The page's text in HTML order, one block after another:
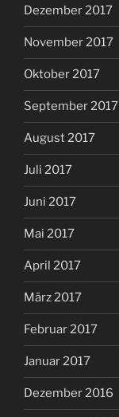
Dezember 2017
November 2017
Oktober 2017
September 2017
August 2017
Juli 2017
Juni 2017
Mai 2017
April 2017
März 2017
Februar 2017
Januar 2017
Dezember 2016